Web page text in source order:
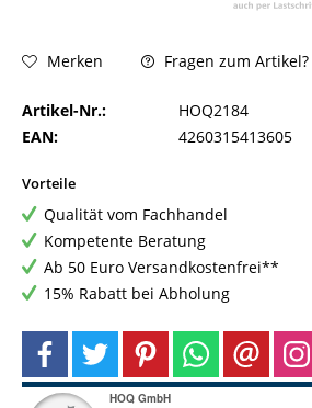
Merken Fragen zum Artikel?
Artikel-Nr.:
HOQ2184
EAN:
4260315413605
Vorteile
Qualität vom Fachhandel
Kompetente Beratung
Ab 50 Euro Versandkostenfrei**
15% Rabatt bei Abholung